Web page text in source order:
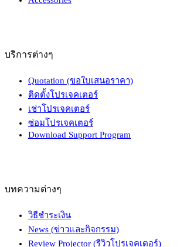
บริการต่างๆ
Quotation (ขอใบเสนอราคา)
ติดตั้งโปรเจคเตอร์
เช่าโปรเจคเตอร์
ซ่อมโปรเจคเตอร์
Download Support Program
บทความต่างๆ
วิธีชำระเงิน
News (ข่าวและกิจกรรม)
Review Projector (รีวิวโปรเจคเตอร์)